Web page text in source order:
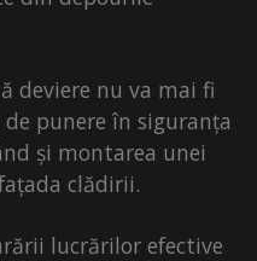
deviere nu va mai fi
punere în siguranța
și montarea unei
clădirii.
lucrărilor efective